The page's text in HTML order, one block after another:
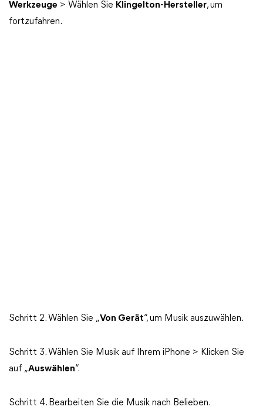
Werkzeuge > Wählen Sie Klingelton-Hersteller, um
fortzufahren.
Schritt 2. Wählen Sie „Von Gerät“, um Musik auszuwählen.
Schritt 3. Wählen Sie Musik auf Ihrem iPhone > Klicken Sie
auf „Auswählen“.
Schritt 4. Bearbeiten Sie die Musik nach Belieben.